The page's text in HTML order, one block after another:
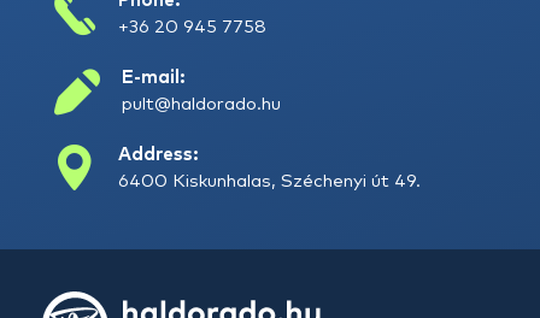
+36 20 945 7758
E-mail:
pult@haldorado.hu
Address:
6400 Kiskunhalas, Széchenyi út 49.